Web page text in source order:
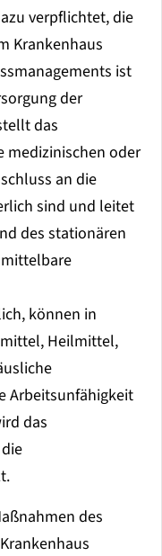
verpflichtet, die
Krankenhaus
ist
der
das
medizinischen oder
an die
sind und leitet
des stationären
können in
Heilmittel,
Arbeitsunfähigkeit
das
des